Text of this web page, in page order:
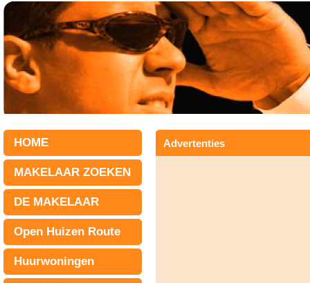
HOME
MAKELAAR ZOEKEN
DE MAKELAAR
Open Huizen Route
Huurwoningen
Advertenties